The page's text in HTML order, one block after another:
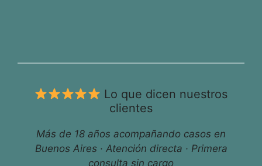
Lo que dicen nuestros
clientes
Más de 18 años acompañando casos en
Buenos Aires · Atención directa · Primera
consulta sin cargo